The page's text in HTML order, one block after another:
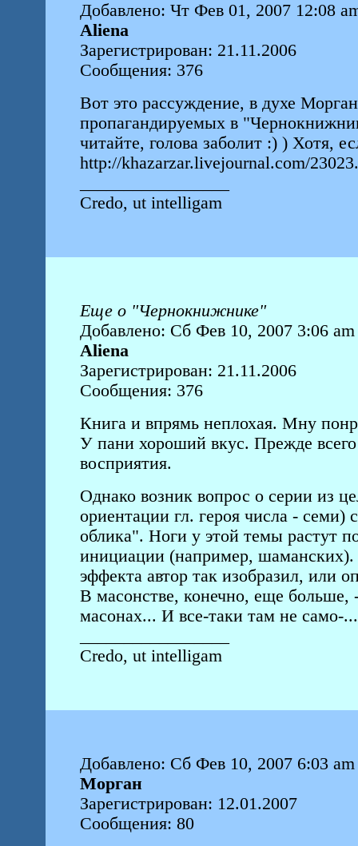
Добавлено: Чт Фев 01, 2007 12:08
Aliena
Зарегистрирован: 21.11.2006
Сообщения: 376
Вот это рассуждение, в духе
пропагандируемых в
читайте, голова заболит :) ) Хотя,
http://khazarzar.livejournal.com/
Credo, ut intelligam
Еще о "Чернокнижнике"
Добавлено: Сб Фев 10, 2007 3:06 am
Aliena
Зарегистрирован: 21.11.2006
Сообщения: 376
Книга и впрямь неплохая. Мну
У пани хороший вкус. Прежде
восприятия.
Однако возник вопрос о серии из
ориентации гл. героя числа - семи)
облика". Ноги у этой темы растут
инициации (например,
эффекта автор так изобразил, или
В масонстве, конечно, еще больше,
масонах... И все-таки там не само-...
Credo, ut intelligam
Добавлено: Сб Фев 10, 2007 6:03 am
Морган
Зарегистрирован: 12.01.2007
Сообщения: 80